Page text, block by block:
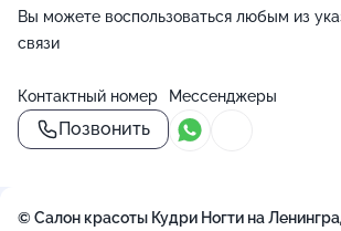
Вы можете воспользоваться любым из
связи
Контактный номер
Позвонить
Мессенджеры
© Салон красоты Кудри Ногти на